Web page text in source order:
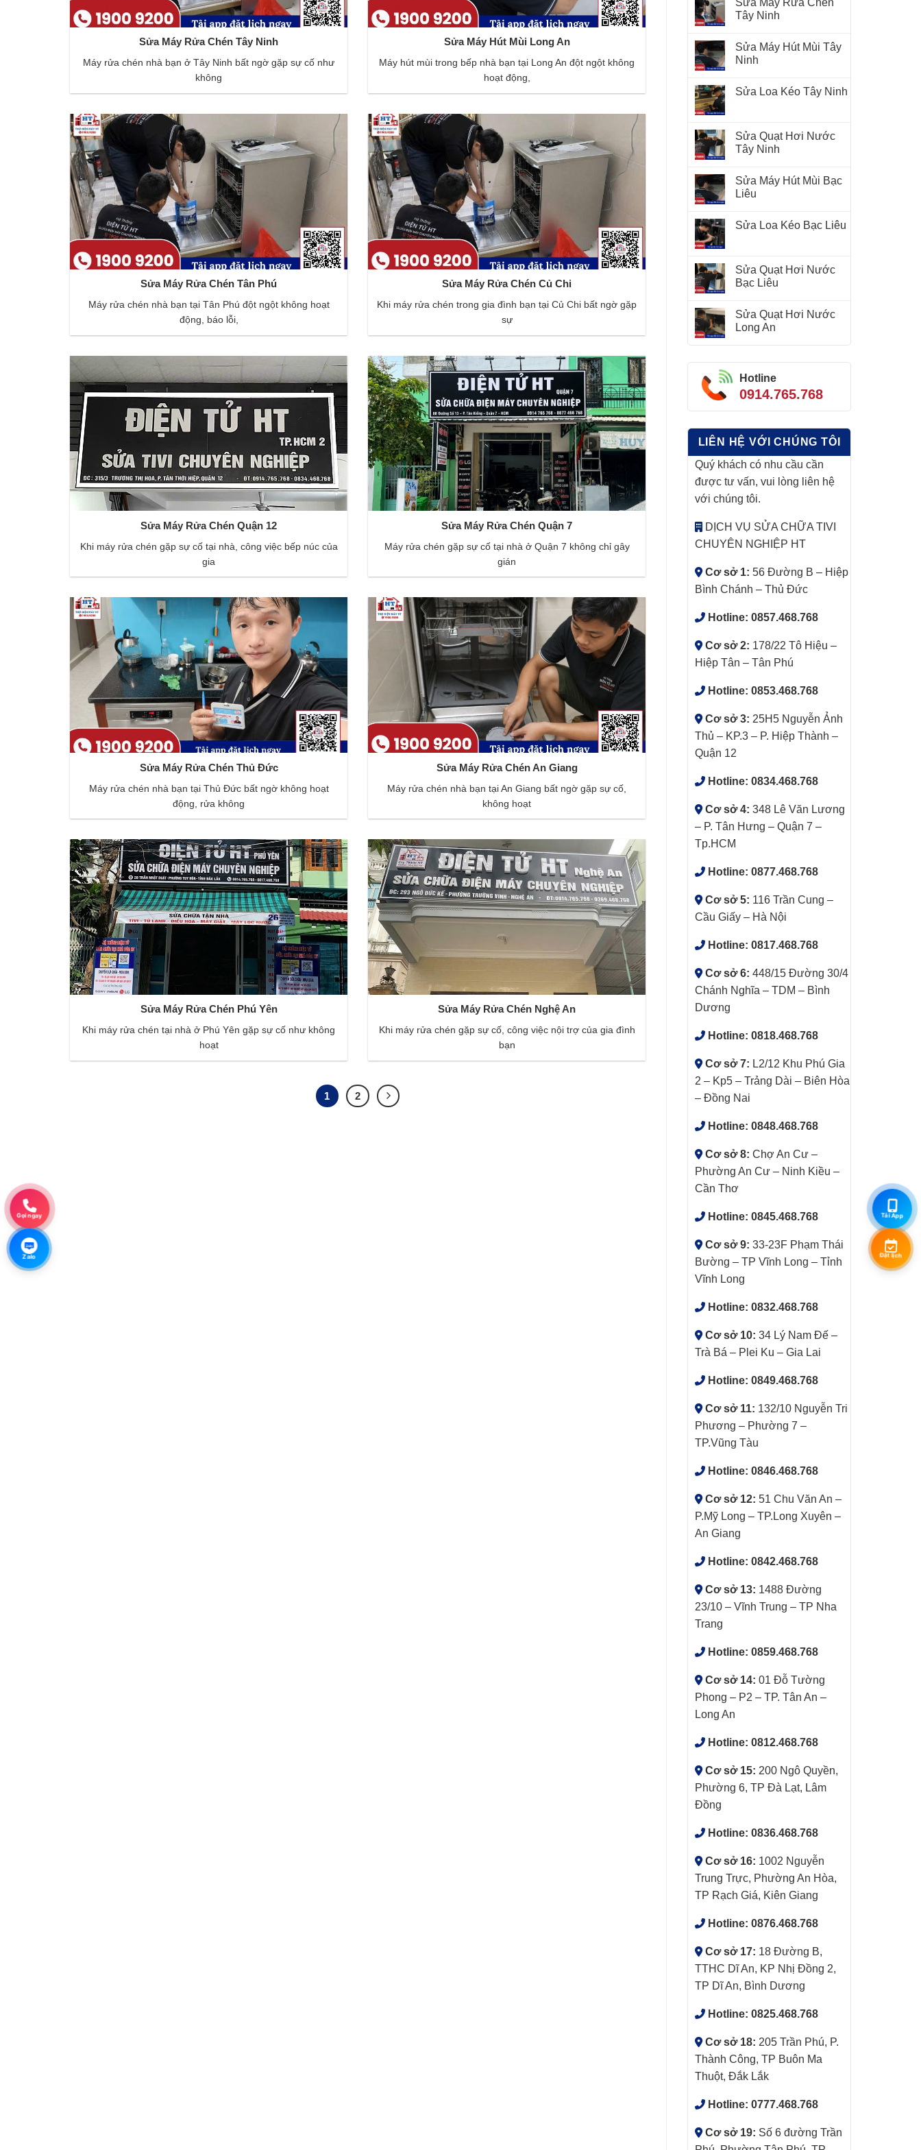
Sửa Máy Rửa Chén Tây Ninh
Máy rửa chén nhà bạn ở Tây Ninh bất ngờ gặp sự cố như
không
Sửa Máy Hút Mùi Long An
Máy hút mùi trong bếp nhà bạn tại Long An đột ngột không
hoạt động,
Sửa Máy Rửa Chén Tân Phú
Máy rửa chén nhà bạn tại Tân Phú đột ngột không hoạt
động, báo lỗi,
Sửa Máy Rửa Chén Củ Chi
Khi máy rửa chén trong gia đình bạn tại Củ Chi bất ngờ gặp
sự
Sửa Máy Rửa Chén Quận 12
Khi máy rửa chén gặp sự cố tại nhà, công việc bếp núc của
gia
Sửa Máy Rửa Chén Quận 7
Máy rửa chén gặp sự cố tại nhà ở Quận 7 không chỉ gây
gián
Sửa Máy Rửa Chén Thủ Đức
Máy rửa chén nhà bạn tại Thủ Đức bất ngờ không hoạt
động, rửa không
Sửa Máy Rửa Chén An Giang
Máy rửa chén nhà bạn tại An Giang bất ngờ gặp sự cố,
không hoạt
Sửa Máy Rửa Chén Phú Yên
Khi máy rửa chén tại nhà ở Phú Yên gặp sự cố như không
hoạt
Sửa Máy Rửa Chén Nghệ An
Khi máy rửa chén gặp sự cố, công việc nội trợ của gia đình
bạn
1 2
Sửa Máy Rửa Chén
Tây Ninh
Sửa Máy Hút Mùi Tây
Ninh
Sửa Loa Kéo Tây Ninh
Sửa Quạt Hơi Nước
Tây Ninh
Sửa Máy Hút Mùi Bạc
Liêu
Sửa Loa Kéo Bạc Liêu
Sửa Quạt Hơi Nước
Bạc Liêu
Sửa Quạt Hơi Nước
Long An
Hotline
0914.765.768
LIÊN HỆ VỚI CHÚNG TÔI
Quý khách có nhu cầu cần
được tư vấn, vui lòng liên hệ
với chúng tôi.
DỊCH VỤ SỬA CHỮA TIVI
CHUYÊN NGHIỆP HT
Cơ sở 1: 56 Đường B – Hiệp
Bình Chánh – Thủ Đức
Hotline: 0857.468.768
Cơ sở 2: 178/22 Tô Hiệu –
Hiệp Tân – Tân Phú
Hotline: 0853.468.768
Cơ sở 3: 25H5 Nguyễn Ảnh
Thủ – KP.3 – P. Hiệp Thành –
Quận 12
Hotline: 0834.468.768
Cơ sở 4: 348 Lê Văn Lương
– P. Tân Hưng – Quận 7 –
Tp.HCM
Hotline: 0877.468.768
Cơ sở 5: 116 Trần Cung –
Cầu Giấy – Hà Nội
Hotline: 0817.468.768
Cơ sở 6: 448/15 Đường 30/4
Chánh Nghĩa – TDM – Bình
Dương
Hotline: 0818.468.768
Cơ sở 7: L2/12 Khu Phú Gia
2 – Kp5 – Trảng Dài – Biên Hòa
– Đồng Nai
Hotline: 0848.468.768
Cơ sở 8: Chợ An Cư –
Phường An Cư – Ninh Kiều –
Cần Thơ
Hotline: 0845.468.768
Cơ sở 9: 33-23F Phạm Thái
Bường – TP Vĩnh Long – Tỉnh
Vĩnh Long
Hotline: 0832.468.768
Cơ sở 10: 34 Lý Nam Đế –
Trà Bá – Plei Ku – Gia Lai
Hotline: 0849.468.768
Cơ sở 11: 132/10 Nguyễn Tri
Phương – Phường 7 –
TP.Vũng Tàu
Hotline: 0846.468.768
Cơ sở 12: 51 Chu Văn An –
P.Mỹ Long – TP.Long Xuyên –
An Giang
Hotline: 0842.468.768
Cơ sở 13: 1488 Đường
23/10 – Vĩnh Trung – TP Nha
Trang
Hotline: 0859.468.768
Cơ sở 14: 01 Đỗ Tường
Phong – P2 – TP. Tân An –
Long An
Hotline: 0812.468.768
Cơ sở 15: 200 Ngô Quyền,
Phường 6, TP Đà Lạt, Lâm
Đồng
Hotline: 0836.468.768
Cơ sở 16: 1002 Nguyễn
Trung Trực, Phường An Hòa,
TP Rạch Giá, Kiên Giang
Hotline: 0876.468.768
Cơ sở 17: 18 Đường B,
TTHC Dĩ An, KP Nhị Đồng 2,
TP Dĩ An, Bình Dương
Hotline: 0825.468.768
Cơ sở 18: 205 Trần Phú, P.
Thành Công, TP Buôn Ma
Thuột, Đắk Lắk
Hotline: 0777.468.768
Cơ sở 19: Số 6 đường Trần
Gọi ngay
Zalo
Zalo
Tải App
Đặt lịch